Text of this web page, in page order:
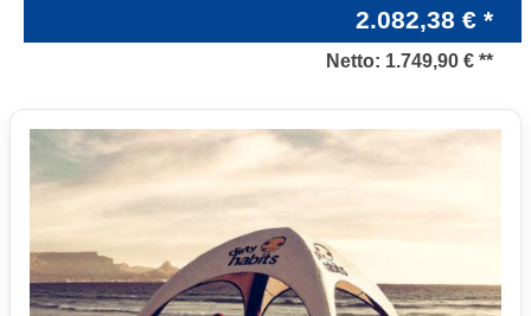
2.082,38 € *
Netto: 1.749,90 € **